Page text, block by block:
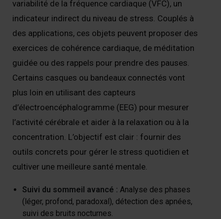
variabilité de la fréquence cardiaque (VFC), un
indicateur indirect du niveau de stress. Couplés à
des applications, ces objets peuvent proposer des
exercices de cohérence cardiaque, de méditation
guidée ou des rappels pour prendre des pauses.
Certains casques ou bandeaux connectés vont
plus loin en utilisant des capteurs
d’électroencéphalogramme (EEG) pour mesurer
l’activité cérébrale et aider à la relaxation ou à la
concentration. L’objectif est clair : fournir des
outils concrets pour gérer le stress quotidien et
cultiver une meilleure santé mentale.
Suivi du sommeil avancé : Analyse des phases
(léger, profond, paradoxal), détection des apnées,
suivi des bruits nocturnes.